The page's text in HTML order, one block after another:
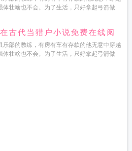
体壮啥也不会。为了生活，只好拿起弓箭做
古代当猎户小说免费在线阅
乐部的教练，有房有车有存款的他无意中穿越
体壮啥也不会。为了生活，只好拿起弓箭做